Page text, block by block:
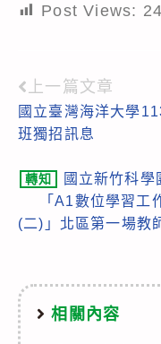
Post Views:
Read
more
上一篇文章
國立臺灣海洋大學
班獨招訊息
轉知
國立新竹科
「A1數位學習
(二)」北區第一場教
相關內容